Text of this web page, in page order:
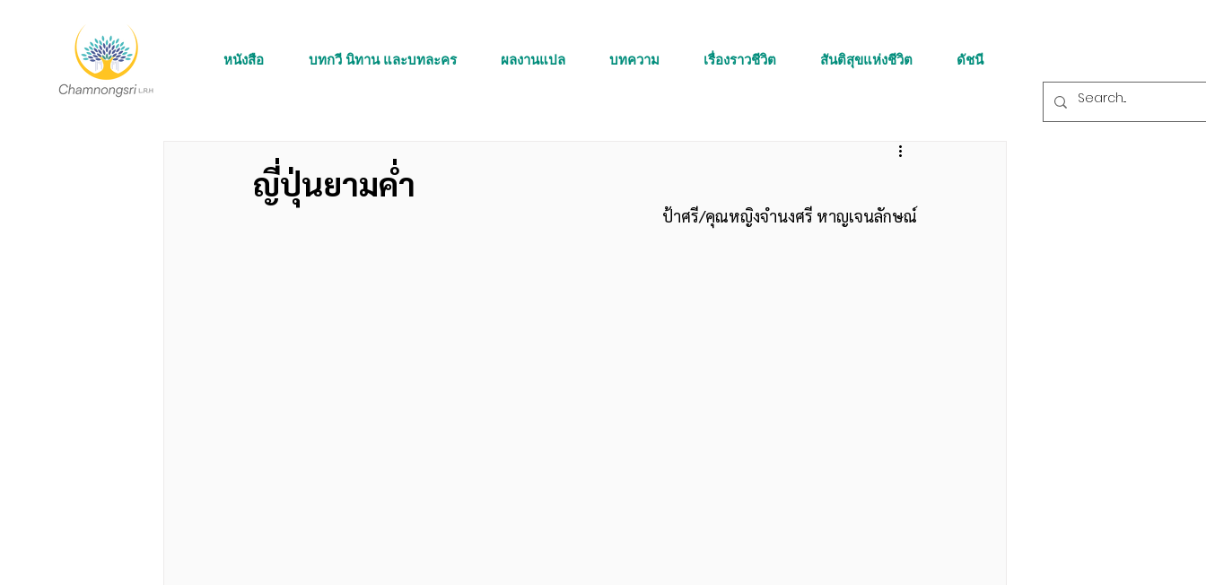
หนังสือ บทกวี นิทาน และบทละคร ผลงานแปล บทความ เรื่องราวชีวิต สันติสุขแห่งชีวิต ดัชนี
ญี่ปุ่นยามค่ำ
ป้าศรี/คุณหญิงจำนงศรี หาญเจนลักษณ์